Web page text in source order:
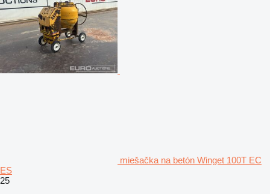
miešačka na betón Winget 100T EC
ES
25